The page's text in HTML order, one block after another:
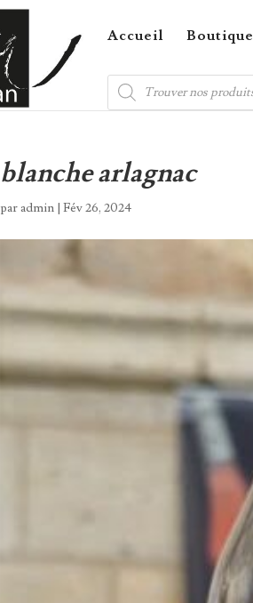
Accueil Boutique
Recherche
de
produits
blanche arlagnac
paradmin |Fév 26, 2024